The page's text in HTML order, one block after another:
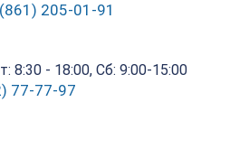
205-01-91
8:30 - 18:00, Сб: 9:00-15:00
77-77-97